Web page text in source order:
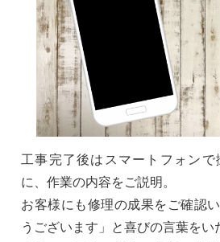
工事完了後はスマートフォンで
に、作業の内容をご説明。
お客様にも修理の成果をご確認
うございます」と喜びの言葉をい